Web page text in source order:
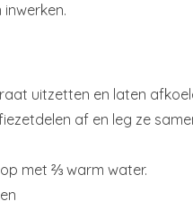
uitzetten en laten
af en leg ze
met ⅔ warm water.